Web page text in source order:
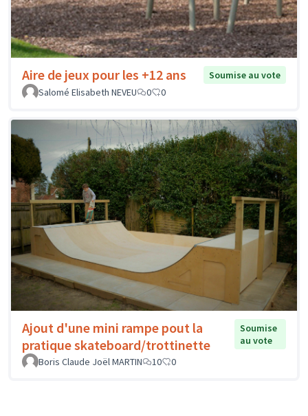
Aire de jeux pour les +12 ans
Soumise au vote
Salomé Elisabeth NEVEU
0 0
Ajout d'une mini rampe pout la
pratique skateboard/trottinette
Soumise
au vote
Boris Claude Joël MARTIN
10 0